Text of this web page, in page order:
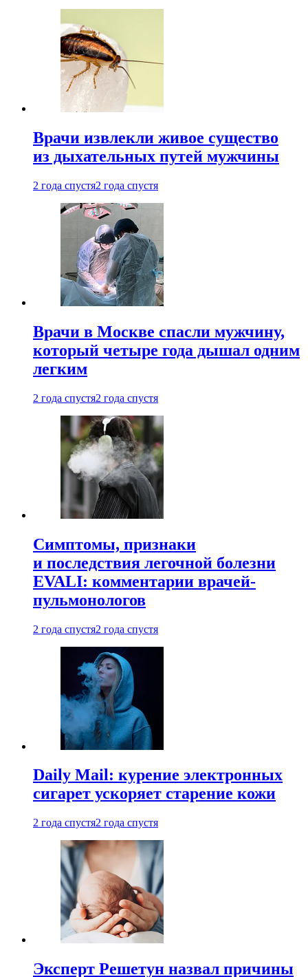
Врачи извлекли живое существо
из дыхательных путей мужчины
2 года спустя2 года спустя
Врачи в Москве спасли мужчину,
который четыре года дышал одним
легким
2 года спустя2 года спустя
Симптомы, признаки
и последствия легочной болезни
EVALI: комментарии врачей-
пульмонологов
2 года спустя2 года спустя
Daily Mail: курение электронных
сигарет ускоряет старение кожи
2 года спустя2 года спустя
Эксперт Решетун назвал причины